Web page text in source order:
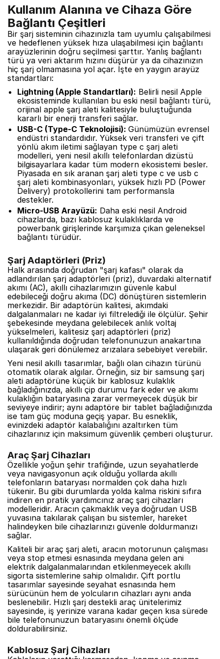
Kullanım Alanına ve Cihaza Göre
Bağlantı Çeşitleri
Bir şarj sisteminin cihazınızla tam uyumlu çalışabilmesi
ve hedeflenen yüksek hıza ulaşabilmesi için bağlantı
arayüzlerinin doğru seçilmesi şarttır. Yanlış bağlantı
türü ya veri aktarım hızını düşürür ya da cihazınızın
hiç şarj olmamasına yol açar. İşte en yaygın arayüz
standartları:
Lightning (Apple Standartları): Belirli nesil Apple
ekosisteminde kullanılan bu eski nesil bağlantı türü,
orijinal apple şarj aleti kalitesiyle buluştuğunda
kararlı bir enerji transferi sağlar.
USB-C (Type-C Teknolojisi): Günümüzün evrensel
endüstri standardıdır. Yüksek veri transferi ve çift
yönlü akım iletimi sağlayan type c şarj aleti
modelleri, yeni nesil akıllı telefonlardan dizüstü
bilgisayarlara kadar tüm modern ekosistemi besler.
Piyasada en sık aranan şarj aleti type c ve usb c
şarj aleti kombinasyonları, yüksek hızlı PD (Power
Delivery) protokollerini tam performansla
destekler.
Micro-USB Arayüzü: Daha eski nesil Android
cihazlarda, bazı kablosuz kulaklıklarda ve
powerbank girişlerinde karşımıza çıkan geleneksel
bağlantı türüdür.
Şarj Adaptörleri (Priz)
Halk arasında doğrudan "şarj kafası" olarak da
adlandırılan şarj adaptörleri (priz), duvardaki alternatif
akımı (AC), akıllı cihazlarımızın güvenle kabul
edebileceği doğru akıma (DC) dönüştüren sistemlerin
merkezidir. Bir adaptörün kalitesi, akımdaki
dalgalanmaları ne kadar iyi filtrelediği ile ölçülür. Şehir
şebekesinde meydana gelebilecek anlık voltaj
yükselmeleri, kalitesiz şarj adaptörleri (priz)
kullanıldığında doğrudan telefonunuzun anakartına
ulaşarak geri dönülemez arızalara sebebiyet verebilir.
Yeni nesil akıllı tasarımlar, bağlı olan cihazın türünü
otomatik olarak algılar. Örneğin, siz bir samsung şarj
aleti adaptörüne küçük bir kablosuz kulaklık
bağladığınızda, akıllı çip durumu fark eder ve akımı
kulaklığın bataryasına zarar vermeyecek düşük bir
seviyeye indirir; aynı adaptöre bir tablet bağladığınızda
ise tam güç moduna geçiş yapar. Bu esneklik,
evinizdeki adaptör kalabalığını azaltırken tüm
cihazlarınız için maksimum güvenlik çemberi oluşturur.
Araç Şarj Cihazları
Özellikle yoğun şehir trafiğinde, uzun seyahatlerde
veya navigasyonun açık olduğu yollarda akıllı
telefonların bataryası normalden çok daha hızlı
tükenir. Bu gibi durumlarda yolda kalma riskini sıfıra
indiren en pratik yardımcınız araç şarj cihazları
modelleridir. Aracın çakmaklık veya doğrudan USB
yuvasına takılarak çalışan bu sistemler, hareket
halindeyken bile cihazlarınızı güvenle doldurmanızı
sağlar.
Kaliteli bir araç şarj aleti, aracın motorunun çalışması
veya stop etmesi esnasında meydana gelen ani
elektrik dalgalanmalarından etkilenmeyecek akıllı
sigorta sistemlerine sahip olmalıdır. Çift portlu
tasarımlar sayesinde seyahat esnasında hem
sürücünün hem de yolcuların cihazları aynı anda
beslenebilir. Hızlı şarj destekli araç ünitelerimiz
sayesinde, iş yerinize varana kadar geçen kısa sürede
bile telefonunuzun bataryasını önemli ölçüde
doldurabilirsiniz.
Kablosuz Şarj Cihazları